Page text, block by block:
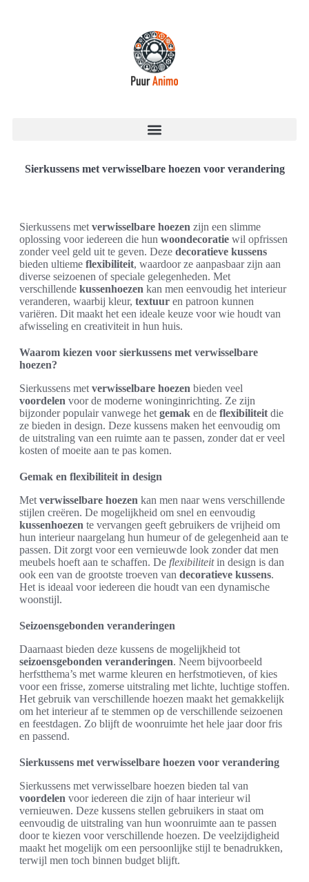
Sierkussens met verwisselbare hoezen voor verandering
Sierkussens met verwisselbare hoezen zijn een slimme
oplossing voor iedereen die hun woondecoratie wil opfrissen
zonder veel geld uit te geven. Deze decoratieve kussens
bieden ultieme flexibiliteit, waardoor ze aanpasbaar zijn aan
diverse seizoenen of speciale gelegenheden. Met
verschillende kussenhoezen kan men eenvoudig het interieur
veranderen, waarbij kleur, textuur en patroon kunnen
variëren. Dit maakt het een ideale keuze voor wie houdt van
afwisseling en creativiteit in hun huis.
Waarom kiezen voor sierkussens met verwisselbare
hoezen?
Sierkussens met verwisselbare hoezen bieden veel
voordelen voor de moderne woninginrichting. Ze zijn
bijzonder populair vanwege het gemak en de flexibiliteit die
ze bieden in design. Deze kussens maken het eenvoudig om
de uitstraling van een ruimte aan te passen, zonder dat er veel
kosten of moeite aan te pas komen.
Gemak en flexibiliteit in design
Met verwisselbare hoezen kan men naar wens verschillende
stijlen creëren. De mogelijkheid om snel en eenvoudig
kussenhoezen te vervangen geeft gebruikers de vrijheid om
hun interieur naargelang hun humeur of de gelegenheid aan te
passen. Dit zorgt voor een vernieuwde look zonder dat men
meubels hoeft aan te schaffen. De flexibiliteitin design is dan
ook een van de grootste troeven van decoratieve kussens.
Het is ideaal voor iedereen die houdt van een dynamische
woonstijl.
Seizoensgebonden veranderingen
Daarnaast bieden deze kussens de mogelijkheid tot
seizoensgebonden veranderingen. Neem bijvoorbeeld
herfstthema’s met warme kleuren en herfstmotieven, of kies
voor een frisse, zomerse uitstraling met lichte, luchtige stoffen.
Het gebruik van verschillende hoezen maakt het gemakkelijk
om het interieur af te stemmen op de verschillende seizoenen
en feestdagen. Zo blijft de woonruimte het hele jaar door fris
en passend.
Sierkussens met verwisselbare hoezen voor verandering
Sierkussens met verwisselbare hoezen bieden tal van
voordelen voor iedereen die zijn of haar interieur wil
vernieuwen. Deze kussens stellen gebruikers in staat om
eenvoudig de uitstraling van hun woonruimte aan te passen
door te kiezen voor verschillende hoezen. De veelzijdigheid
maakt het mogelijk om een persoonlijke stijl te benadrukken,
terwijl men toch binnen budget blijft.